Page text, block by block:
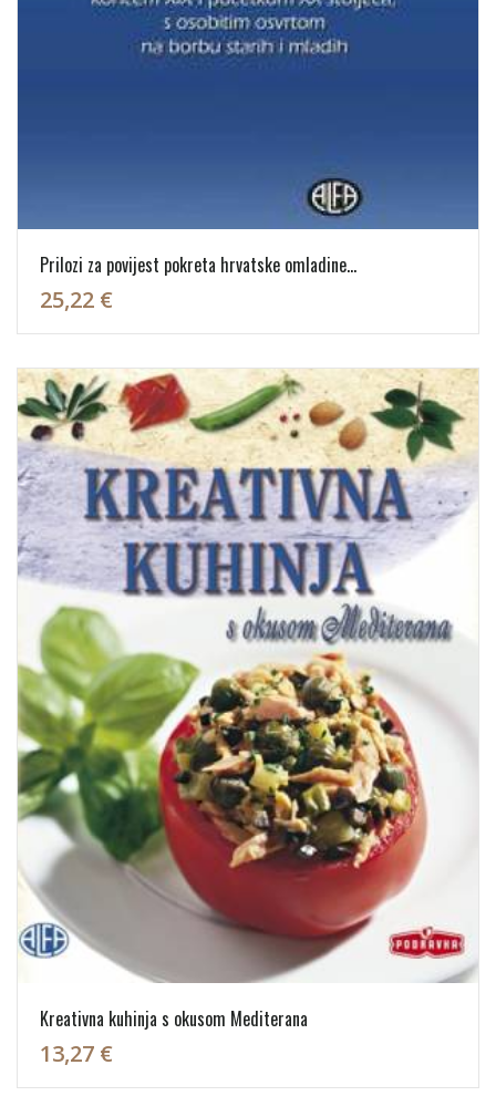
Prilozi za povijest pokreta hrvatske omladine...
25,22 €
Kreativna kuhinja s okusom Mediterana
13,27 €